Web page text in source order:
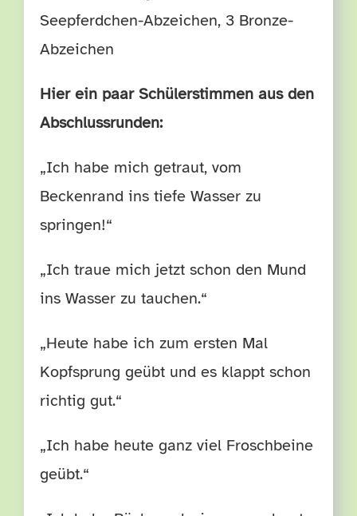
Seepferdchen-Abzeichen, 3 Bronze-
Abzeichen
Hier ein paar Schülerstimmen aus den
Abschlussrunden:
„Ich habe mich getraut, vom
Beckenrand ins tiefe Wasser zu
springen!“
„Ich traue mich jetzt schon den Mund
ins Wasser zu tauchen.“
„Heute habe ich zum ersten Mal
Kopfsprung geübt und es klappt schon
richtig gut.“
„Ich habe heute ganz viel Froschbeine
geübt.“